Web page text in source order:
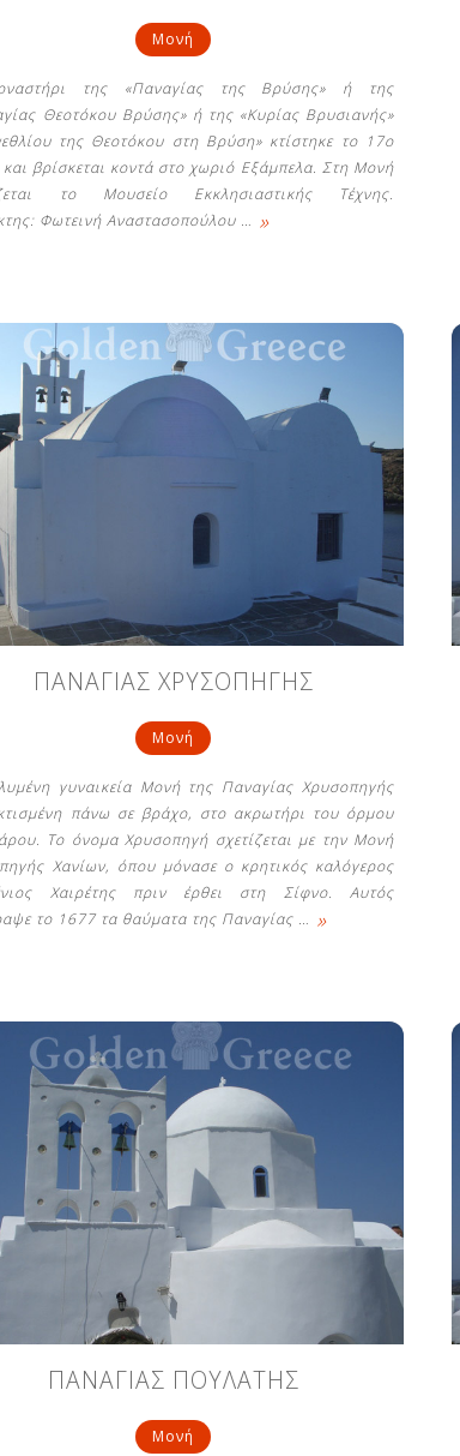
Μονή
της «Παναγίας της Βρύσης» ή της
Θεοτόκου Βρύσης» ή της «Κυρίας Βρυσιανής»
της Θεοτόκου στη Βρύση» κτίστηκε το 17ο
βρίσκεται κοντά στο χωριό Εξάμπελα. Στη Μονή
το Μουσείο Εκκλησιαστικής Τέχνης.
Φωτεινή Αναστασοπούλου … »
ΠΑΝΑΓΙΑΣ ΧΡΥΣΟΠΗΓΗΣ
Μονή
γυναικεία Μονή της Παναγίας Χρυσοπηγής
κτισμένη πάνω σε βράχο, στο ακρωτήρι του όρμου
Το όνομα Χρυσοπηγή σχετίζεται με την Μονή
Χανίων, όπου μόνασε ο κρητικός καλόγερος
Χαιρέτης πριν έρθει στη Σίφνο. Αυτός
το 1677 τα θαύματα της Παναγίας … »
ΠΑΝΑΓΙΑΣ ΠΟΥΛΑΤΗΣ
Μονή